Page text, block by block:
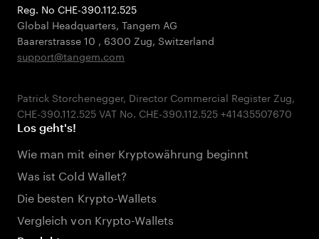
Reg. No CHE-390.112.525
Global Headquarters, Tangem AG
Baarerstrasse 10 , 6300 Zug, Switzerland
support@tangem.com
Patrick Storchenegger, Director Commercial Register Zug,
Los geht's!
Wie man mit einer Kryptowährung beginnt
Was ist Cold Wallet?
Die besten Krypto-Wallets
Vergleich von Krypto-Wallets